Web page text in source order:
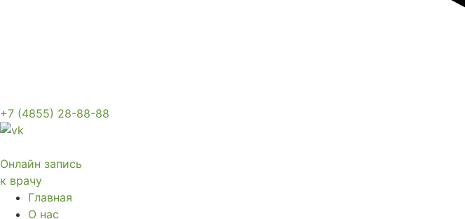
+7 (4855) 28-88-88
Онлайн запись
к врачу
Главная
О нас